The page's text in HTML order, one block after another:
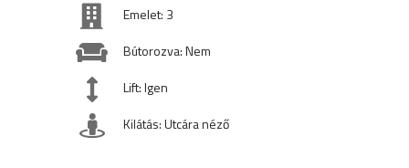
Emelet: 3
Bútorozva: Nem
Lift: Igen
Kilátás: Utcára néző